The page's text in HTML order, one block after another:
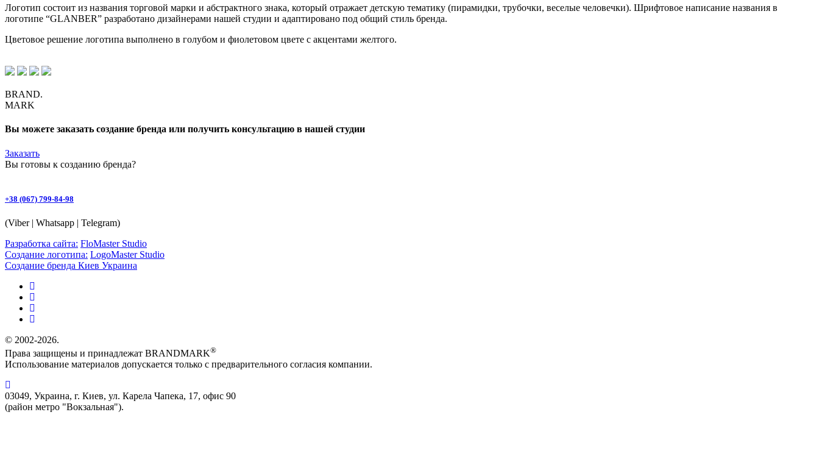
Логотип состоит из названия торговой марки и абстрактного знака, который отражает детскую тематику (пирамидки, трубочки, веселые человечки). Шрифтовое написание названия в
логотипе “GLANBER” разработано дизайнерами нашей студии и адаптировано под общий стиль бренда.
Цветовое решение логотипа выполнено в голубом и фиолетовом цвете с акцентами желтого.
BRAND.
MARK
Вы можете заказать создание бренда или получить консультацию в нашей студии
Заказать
Вы готовы к созданию бренда?
+38 (067) 799-84-98
(Viber | Whatsapp | Telegram)
Разработка сайта: FloMaster Studio
Создание логотипа: LogoMaster Studio
Создание бренда Киев Украина
© 2002-2026.
Права защищены и принадлежат BRANDMARK®
Использование материалов допускается только с предварительного согласия компании.
03049, Украина, г. Киев, ул. Карела Чапека, 17, офис 90
(район метро "Вокзальная").